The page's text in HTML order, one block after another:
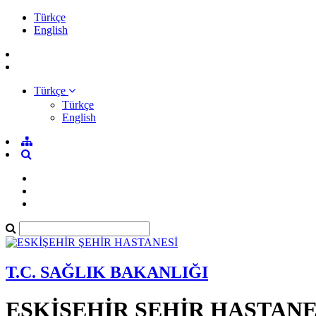
Türkçe
English
Türkçe
Türkçe
English
T.C. SAĞLIK BAKANLIĞI
ESKİŞEHİR ŞEHİR